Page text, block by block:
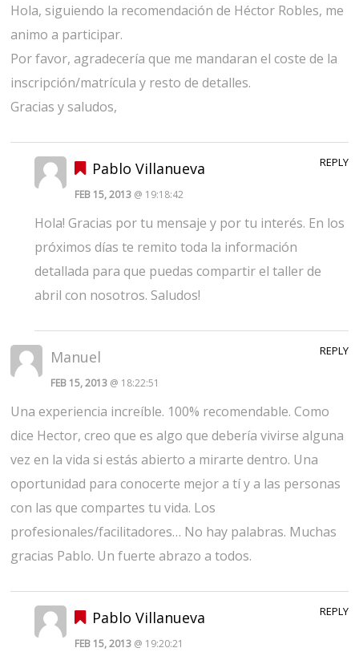
Hola, siguiendo la recomendación de Héctor Robles, me
animo a participar.
Por favor, agradecería que me mandaran el coste de la
inscripción/matrícula y resto de detalles.
Gracias y saludos,
Pablo Villanueva
FEB 15, 2013 @ 19:18:42
Hola! Gracias por tu mensaje y por tu interés. En los
próximos días te remito toda la información
detallada para que puedas compartir el taller de
abril con nosotros. Saludos!
REPLY
Manuel
FEB 15, 2013 @ 18:22:51
Una experiencia increíble. 100% recomendable. Como
dice Hector, creo que es algo que debería vivirse alguna
vez en la vida si estás abierto a mirarte dentro. Una
oportunidad para conocerte mejor a tí y a las personas
con las que compartes tu vida. Los
profesionales/facilitadores… No hay palabras. Muchas
gracias Pablo. Un fuerte abrazo a todos.
REPLY
Pablo Villanueva
FEB 15, 2013 @ 19:20:21
REPLY